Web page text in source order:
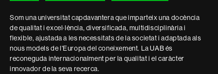
Som una universitat capdavantera que imparteix una docència
de qualitat i excel·lència, diversificada, multidisciplinària i
flexible, ajustada a les necessitats de la societat i adaptada als
nous models de l'Europa del coneixement. La UAB és
reconeguda internacionalment per la qualitat i el caràcter
innovador de la seva recerca.